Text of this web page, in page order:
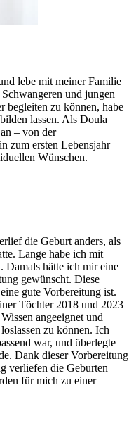
lebe mit meiner Familie
und jungen
begleiten zu können, habe
lassen. Als Doula
– von der
zum ersten Lebensjahr
Wünschen.
die Geburt anders, als
Lange habe ich mit
Damals hätte ich mir eine
gewünscht. Diese
gute Vorbereitung ist.
Töchter 2018 und 2023
angeeignet und
zu können. Ich
war, und überlegte
Dank dieser Vorbereitung
verliefen die Geburten
für mich zu einer